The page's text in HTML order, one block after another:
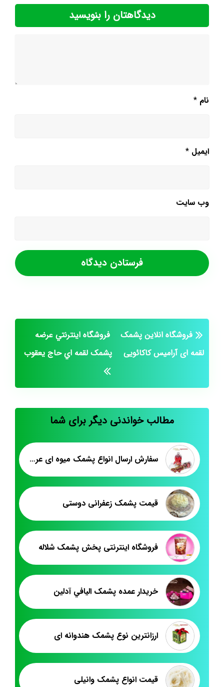
دیدگاهتان را بنویسید
نام *
ایمیل *
وب‌ سایت
فروشگاه انلاین پشمک
لقمه ای آرامیس کاکائویی
فروشگاه اينترنتي عرضه
پشمک لقمه اي حاج يعقوب
مطالب خواندنی دیگر برای شما
سفارش ارسال انواع پشمک میوه ای عروسکی
قیمت پشمک زعفرانی دوستی
فروشگاه اینترنتی پخش پشمک شلاله
خريدار عمده پشمک اليافي آدلين
ارزانترین نوع پشمک هندوانه ای
قیمت انواع پشمک وانیلی